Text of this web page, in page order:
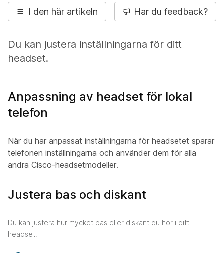
I den här artikeln Har du feedback?
Du kan justera inställningarna för ditt
headset.
Anpassning av headset för lokal
telefon
När du har anpassat inställningarna för headsetet sparar
telefonen inställningarna och använder dem för alla
andra Cisco-headsetmodeller.
Justera bas och diskant
Du kan justera hur mycket bas eller diskant du hör i ditt
headset.